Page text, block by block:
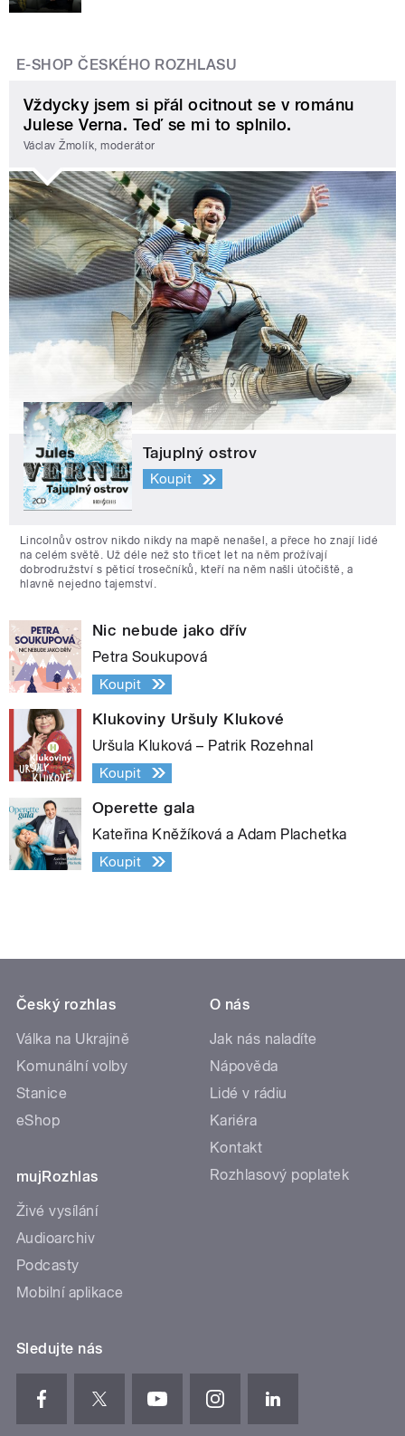
E-SHOP ČESKÉHO ROZHLASU
Vždycky jsem si přál ocitnout se v románu
Julese Verna. Teď se mi to splnilo.
Václav Žmolík, moderátor
Tajuplný ostrov
Koupit
Lincolnův ostrov nikdo nikdy na mapě nenašel, a přece ho znají lidé
na celém světě. Už déle než sto třicet let na něm prožívají
dobrodružství s pěticí trosečníků, kteří na něm našli útočiště, a
hlavně nejedno tajemství.
Nic nebude jako dřív
Petra Soukupová
Koupit
Klukoviny Uršuly Klukové
Uršula Kluková – Patrik Rozehnal
Koupit
Operette gala
Kateřina Kněžíková a Adam Plachetka
Koupit
Český rozhlas
Válka na Ukrajině
Komunální volby
Stanice
eShop
mujRozhlas
Živé vysílání
Audioarchiv
Podcasty
Mobilní aplikace
O nás
Jak nás naladíte
Nápověda
Lidé v rádiu
Kariéra
Kontakt
Rozhlasový poplatek
Sledujte nás